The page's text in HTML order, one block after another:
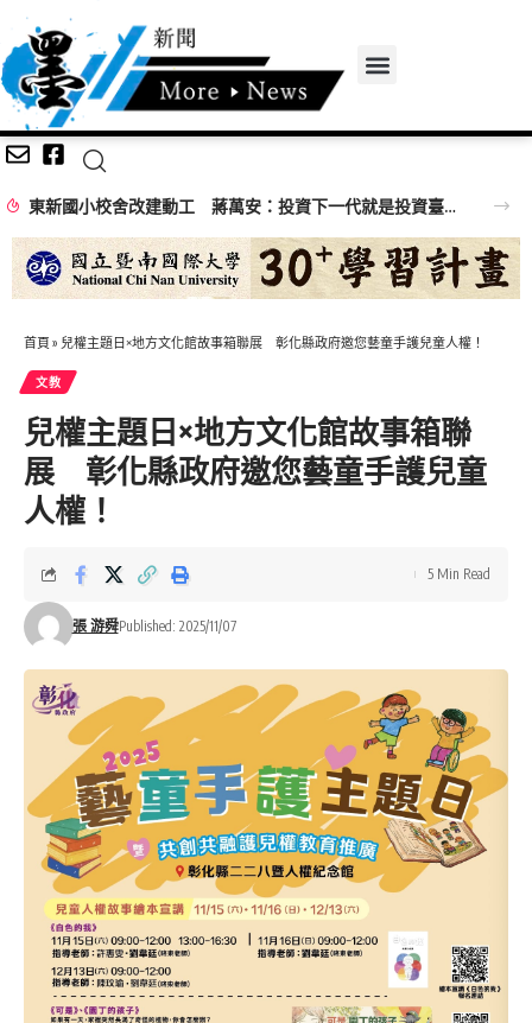
東新國小校舍改建動工 蔣萬安：投資下一代就是投資臺北未來
首頁 » 兒權主題日×地方文化館故事箱聯展 彰化縣政府邀您藝童手護兒童人權！
文教
兒權主題日×地方文化館故事箱聯
展 彰化縣政府邀您藝童手護兒童
人權！
張 游舜Published: 2025/11/07
5 Min Read